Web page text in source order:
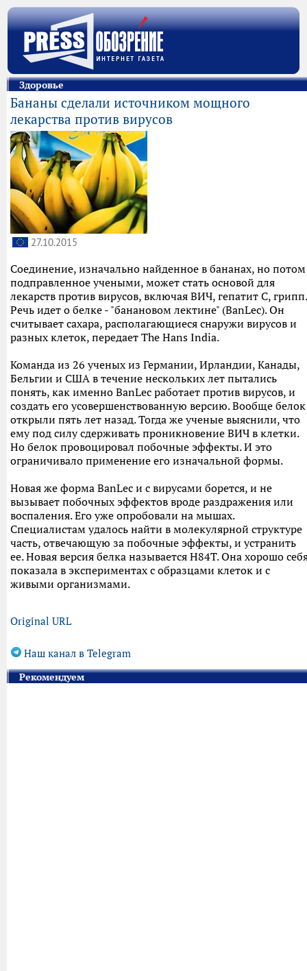
Здоровье
Бананы сделали источником мощного
лекарства против вирусов
27.10.2015
Соединение, изначально найденное в бананах, но потом
подправленное учеными, может стать основой для
лекарств против вирусов, включая ВИЧ, гепатит С, грипп.
Речь идет о белке - "банановом лектине" (BanLec). Он
считывает сахара, располагающиеся снаружи вирусов и
разных клеток, передает The Hans India.
Команда из 26 ученых из Германии, Ирландии, Канады,
Бельгии и США в течение нескольких лет пытались
понять, как именно BanLec работает против вирусов, и
создать его усовершенствованную версию. Вообще белок
открыли пять лет назад. Тогда же ученые выяснили, что
ему под силу сдерживать проникновение ВИЧ в клетки.
Но белок провоцировал побочные эффекты. И это
ограничивало применение его изначальной формы.
Новая же форма BanLec и с вирусами борется, и не
вызывает побочных эффектов вроде раздражения или
воспаления. Его уже опробовали на мышах.
Специалистам удалось найти в молекулярной структуре
часть, отвечающую за побочные эффекты, и устранить
ее. Новая версия белка называется H84T. Она хорошо
показала в экспериментах с образцами клеток и с
живыми организмами.
Original URL
Наш канал в Telegram
Рекомендуем